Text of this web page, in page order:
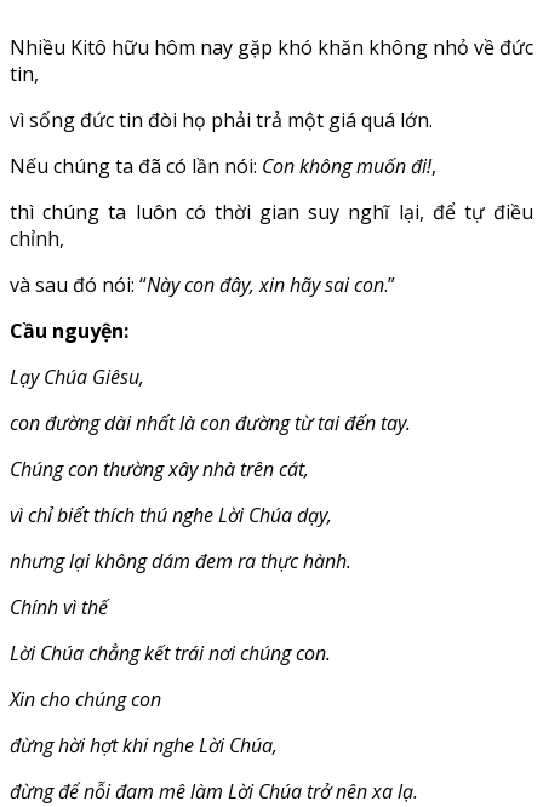
Nhiều Kitô hữu hôm nay gặp khó khăn không nhỏ về đức
tin,
vì sống đức tin đòi họ phải trả một giá quá lớn.
Nếu chúng ta đã có lần nói: Con không muốn đi!,
thì chúng ta luôn có thời gian suy nghĩ lại, để tự điều
chỉnh,
và sau đó nói: “Này con đây, xin hãy sai con.”
Cầu nguyện:
Lạy Chúa Giêsu,
con đường dài nhất là con đường từ tai đến tay.
Chúng con thường xây nhà trên cát,
vì chỉ biết thích thú nghe Lời Chúa dạy,
nhưng lại không dám đem ra thực hành.
Chính vì thế
Lời Chúa chẳng kết trái nơi chúng con.
Xin cho chúng con
đừng hời hợt khi nghe Lời Chúa,
đừng để nỗi đam mê làm Lời Chúa trở nên xa lạ.